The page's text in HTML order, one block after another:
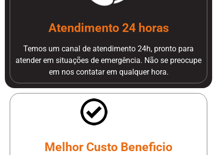
Atendimento 24 horas
Temos um canal de atendimento 24h, pronto para
atender em situações de emergência. Não se preocupe
em nos contatar em qualquer hora.
Melhor Custo Beneficio